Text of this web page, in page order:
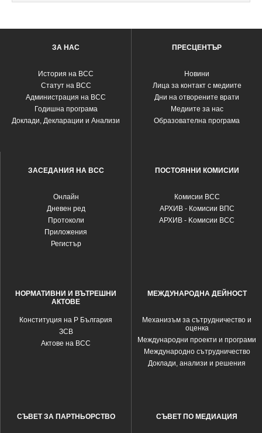
ЗА НАС
История на ВСС
Статут на ВСС
Администрация на ВСС
Годишна програма
Доклади, Декларации и Анализи
ПРЕСЦЕНТЪР
Новини
Лица за контакт с медиите
Дни на отворените врати
Медиите за нас
Образователна програма
ЗАСЕДАНИЯ НА ВСС
Oнлайн
Дневен ред
Протоколи
Приложения
Регистър
ПОСТОЯННИ КОМИСИИ
Комисии ВСС
АРХИВ - Комисии ВПС
АРХИВ - Kомисии ВСС
НОРМАТИВНИ И ВЪТРЕШНИ
АКТОВЕ
Конституция на Р България
ЗСВ
Актове на ВСС
МЕЖДУНАРОДНА ДЕЙНОСТ
Механизъм за сътрудничество и
оценка
Международни проекти и програми
Международно сътрудничество
Доклади, анализи и решения
СЪВЕТ ЗА ПАРТНЬОРСТВО СЪВЕТ ПО МЕДИАЦИЯ